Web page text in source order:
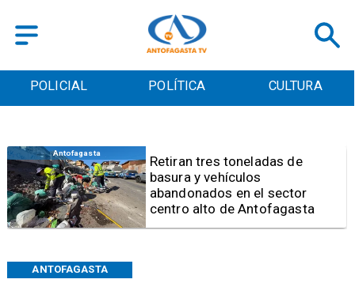
POLICIAL POLÍTICA CULTURA
ANTOFAGASTA
Salud
Bajo el estándar: Hospitales de
Antofagasta y Calama no
cumplen con indicadores de
gestión del Minsal